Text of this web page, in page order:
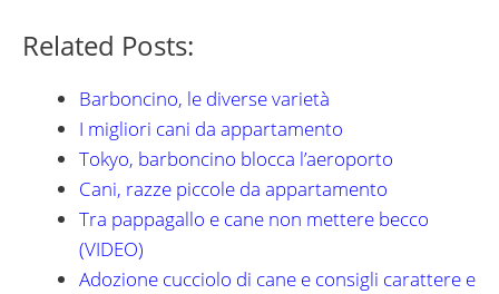
Related Posts:
Barboncino, le diverse varietà
I migliori cani da appartamento
Tokyo, barboncino blocca l’aeroporto
Cani, razze piccole da appartamento
Tra pappagallo e cane non mettere becco
(VIDEO)
Adozione cucciolo di cane e consigli carattere e